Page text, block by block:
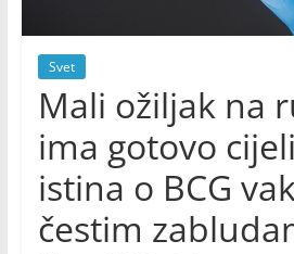
Svet
Mali ožiljak na
ima gotovo
istina o BCG
čestim